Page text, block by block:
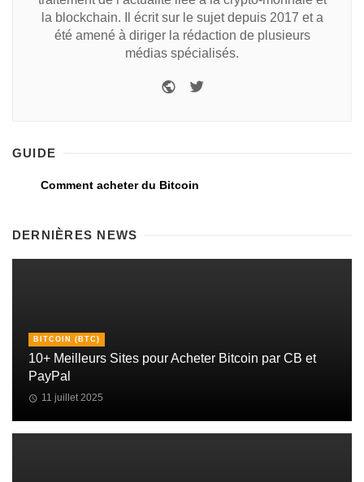
la blockchain. Il écrit sur le sujet depuis 2017 et a
été amené à diriger la rédaction de plusieurs
médias spécialisés.
GUIDE
Comment acheter du Bitcoin
DERNIÈRES NEWS
BITCOIN (BTC)
10+ Meilleurs Sites pour Acheter Bitcoin par CB et
PayPal
11 juillet 2025